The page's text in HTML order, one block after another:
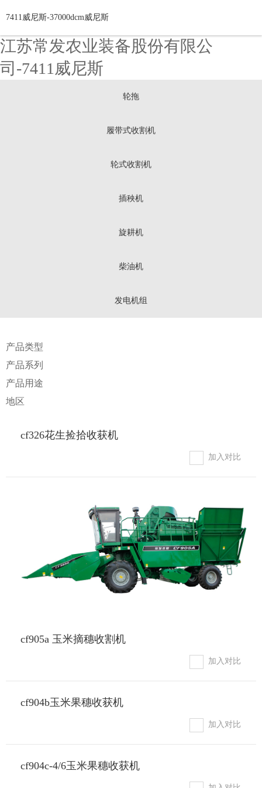
江苏常发农业装备股份有限公
司-7411威尼斯
7411威尼斯-37000dcm威尼斯
轮拖
履带式收割机
轮式收割机
插秧机
旋耕机
柴油机
发电机组
产品类型
产品系列
产品用途
地区
cf326花生捡拾收获机
加入对比
cf905a 玉米摘穗收割机
加入对比
cf904b玉米果穗收获机
加入对比
cf904c-4/6玉米果穗收获机